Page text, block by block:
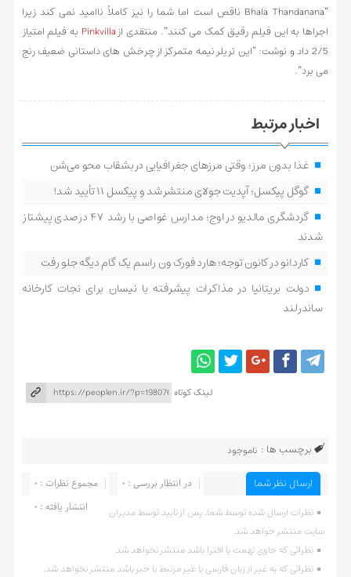
“Bhala Thandanana ناقص است اما شما را نیز کاملاً ناامید نمی کند زیرا
اجراها به این فیلم رقیق کمک می کنند”. منتقدی ازPinkvilla به فیلم امتیاز
2/5 داد و نوشت: “این تریلر نیمه متمرکز از چرخش های داستانی ضعیف رنج
می برد”.
اخبار مرتبط
غذا بدون مرز؛ وقتی مرزهای جغرافیایی در بشقاب محو می‌شن
گوگل پیکسل؛ آپدیت جولای منتشر شد و پیکسل ۱۱ تأیید شد!
گردشگری مالدیو در اوج؛ مدارس غواصی با رشد ۴۷ درصدی پیشتاز
شدند
کاردانو در کانون توجه؛ هارد فورک ون راسم یک گام دیگه جلو رفت
دولت بریتانیا در مذاکرات پیشرفته با نیسان برای نجات کارخانه
ساندرلند
لینک کوتاه
برچسب ها : ناموجود
ارسال نظر شما مجموع نظرات : 0
در انتظار بررسی : 0
انتشار یافته : 0
نظرات ارسال شده توسط شما، پس از تایید توسط مدیران
سایت منتشر خواهد شد.
نظراتی که حاوی تهمت یا افترا باشد منتشر نخواهد شد.
نظراتی که به غیر از زبان فارسی یا غیر مرتبط با خبر باشد منتشر نخواهد شد.